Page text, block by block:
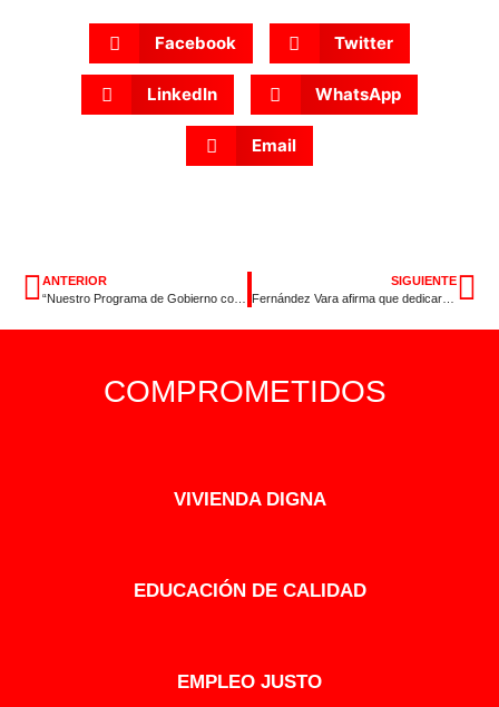
Facebook Twitter
LinkedIn WhatsApp
Email
ANTERIOR
SIGUIENTE
COMPROMETIDOS
VIVIENDA DIGNA
EDUCACIÓN DE CALIDAD
EMPLEO JUSTO